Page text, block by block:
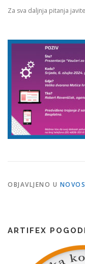
Za sva daljnja pitanja
OBJAVLJENO U
ARTIFEX